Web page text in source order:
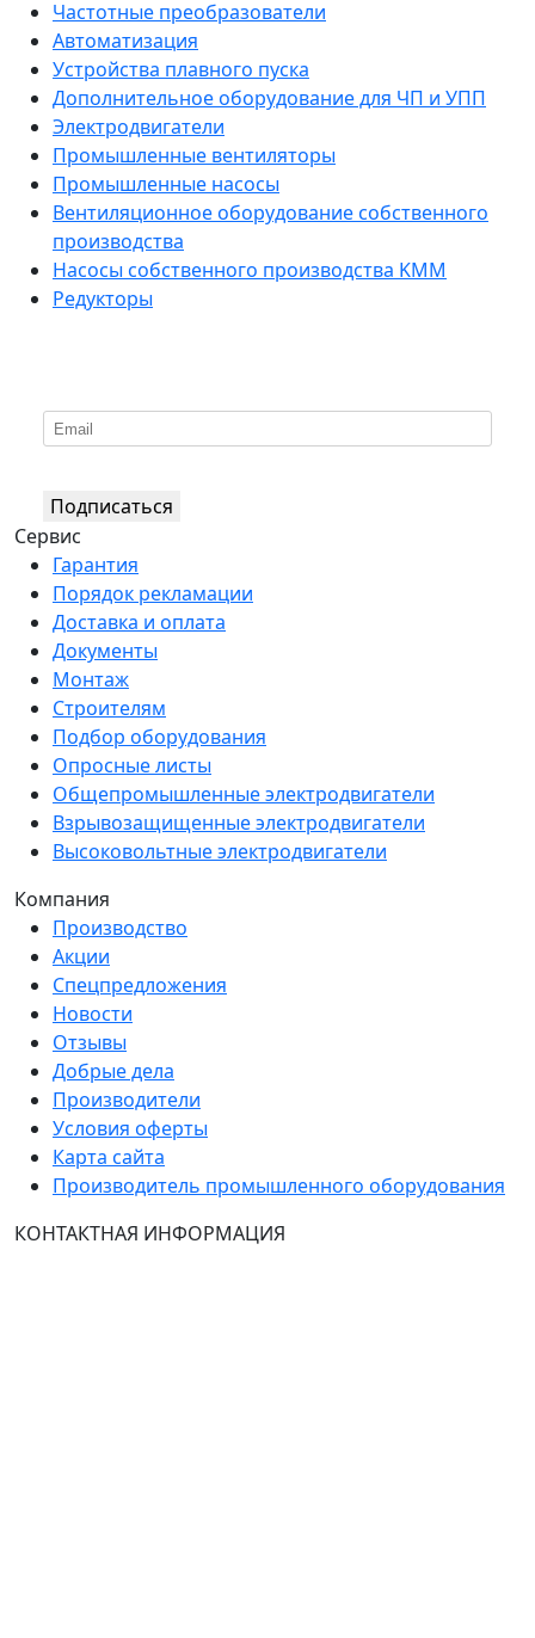
Частотные преобразователи
Автоматизация
Устройства плавного пуска
Дополнительное оборудование для ЧП и УПП
Электродвигатели
Промышленные вентиляторы
Промышленные насосы
Вентиляционное оборудование собственного
производства
Насосы собственного производства KMM
Редукторы
Подписаться
Сервис
Гарантия
Порядок рекламации
Доставка и оплата
Документы
Монтаж
Строителям
Подбор оборудования
Опросные листы
Общепромышленные электродвигатели
Взрывозащищенные электродвигатели
Высоковольтные электродвигатели
Компания
Производство
Акции
Спецпредложения
Новости
Отзывы
Добрые дела
Производители
Условия оферты
Карта сайта
Производитель промышленного оборудования
КОНТАКТНАЯ ИНФОРМАЦИЯ